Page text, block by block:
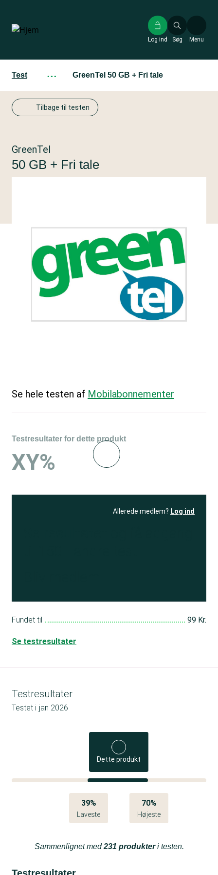
hovedindhold
Søg
Log ind Menu
Test ··· GreenTel 50 GB + Fri tale
Tilbage til testen
GreenTel
50 GB + Fri tale
Se hele testen af Mobilabonnementer
Testresultater for dette produkt
XY%
Allerede medlem? Log ind
Fundet til 99 Kr.
Se testresultater
Testresultater
Testet i jan 2026
Dette produkt
39%
Laveste
70%
Højeste
Sammenlignet med231 produkteri testen.
Testresultater